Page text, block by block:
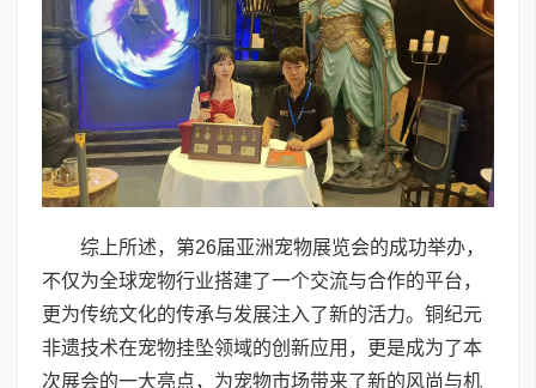
综上所述，第26届亚洲宠物展览会的成功举办，
不仅为全球宠物行业搭建了一个交流与合作的平台，
更为传统文化的传承与发展注入了新的活力。铜纪元
非遗技术在宠物挂坠领域的创新应用，更是成为了本
次展会的一大亮点，为宠物市场带来了新的风尚与机